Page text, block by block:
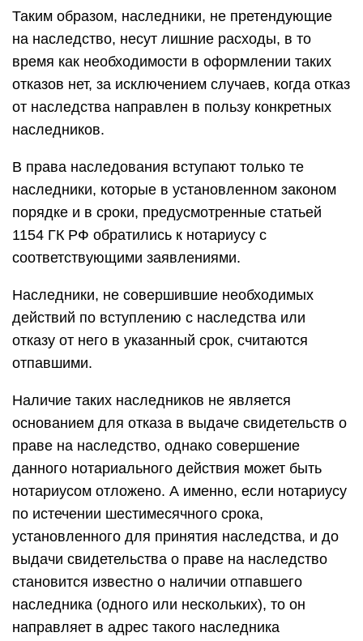
Таким образом, наследники, не претендующие
на наследство, несут лишние расходы, в то
время как необходимости в оформлении таких
отказов нет, за исключением случаев, когда отказ
от наследства направлен в пользу конкретных
наследников.
В права наследования вступают только те
наследники, которые в установленном законом
порядке и в сроки, предусмотренные статьей
1154 ГК РФ обратились к нотариусу с
соответствующими заявлениями.
Наследники, не совершившие необходимых
действий по вступлению с наследства или
отказу от него в указанный срок, считаются
отпавшими.
Наличие таких наследников не является
основанием для отказа в выдаче свидетельств о
праве на наследство, однако совершение
данного нотариального действия может быть
нотариусом отложено. А именно, если нотариусу
по истечении шестимесячного срока,
установленного для принятия наследства, и до
выдачи свидетельства о праве на наследство
становится известно о наличии отпавшего
наследника (одного или нескольких), то он
направляет в адрес такого наследника